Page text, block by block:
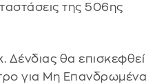
της 506ης
Δένδιας θα επισκεφθεί
για Μη Επανδρωμένα